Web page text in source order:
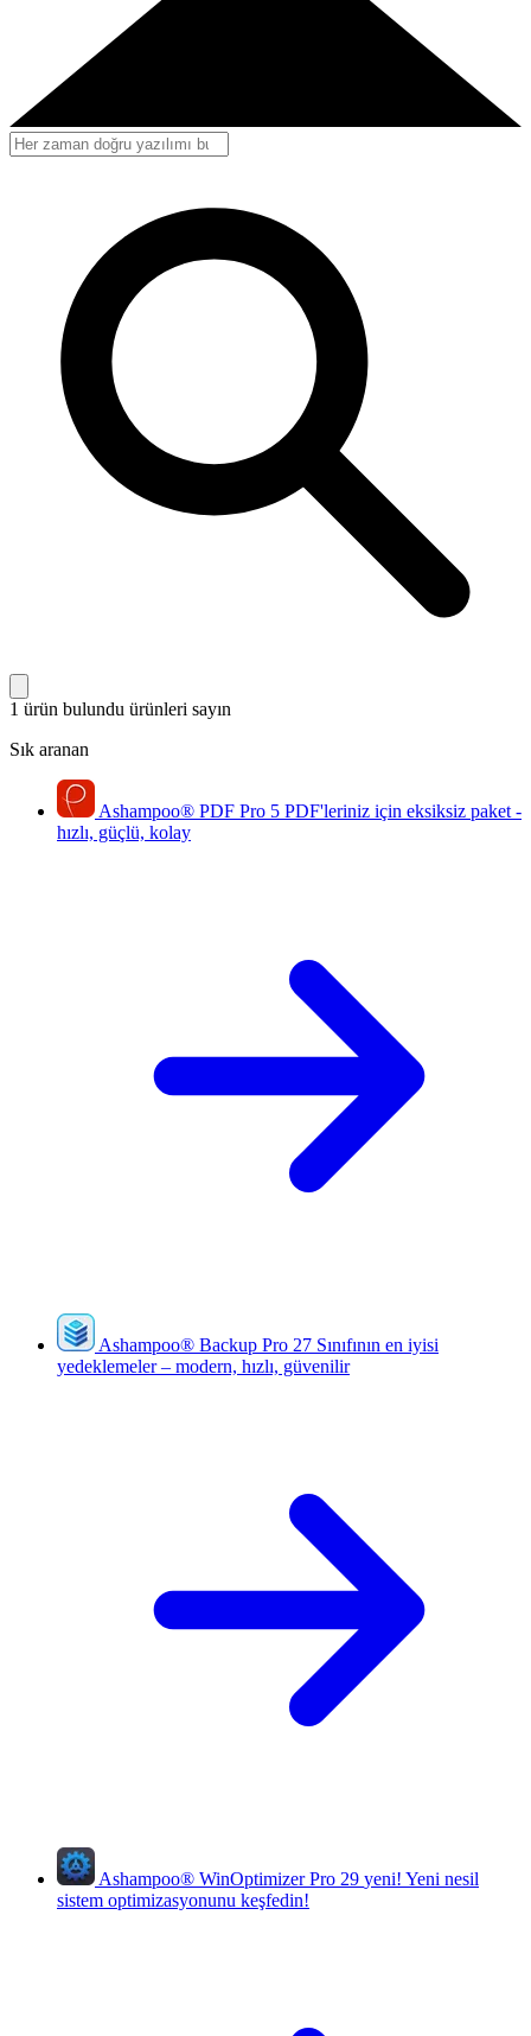
1 ürün bulundu ürünleri sayın
Sık aranan
Ashampoo® PDF Pro 5 PDF'leriniz için eksiksiz paket -
hızlı, güçlü, kolay
Ashampoo® Backup Pro 27 Sınıfının en iyisi
yedeklemeler – modern, hızlı, güvenilir
Ashampoo® WinOptimizer Pro 29 yeni! Yeni nesil
sistem optimizasyonunu keşfedin!